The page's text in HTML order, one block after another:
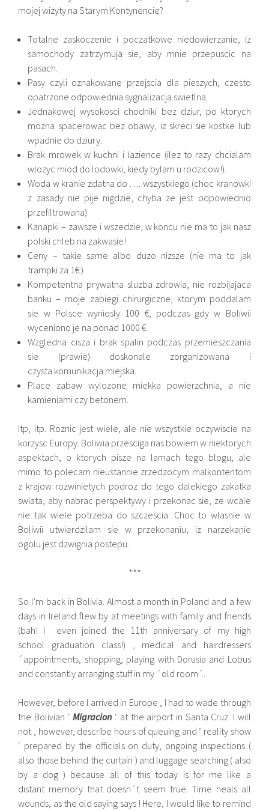
mojej wizyty na Starym Kontynencie?
Totalne zaskoczenie i poczatkowe niedowierzanie, iz
samochody zatrzymuja sie, aby mnie przepuscic na
pasach.
Pasy czyli oznakowane przejscia dla pieszych, czesto
opatrzone odpowiednia sygnalizacja swietlna.
Jednakowej wysokosci chodniki bez dziur, po ktorych
mozna spacerowac bez obawy, iz skreci sie kostke lub
wpadnie do dziury.
Brak mrowek w kuchni i lazience (ilez to razy chcialam
wlozyc miod do lodowki, kiedy bylam u rodzicow!).
Woda w kranie zdatna do …. wszystkiego (choc kranowki
z zasady nie pije nigdzie, chyba ze jest odpowiednio
przefiltrowana).
Kanapki – zawsze i wszedzie, w koncu nie ma to jak nasz
polski chleb na zakwasie!
Ceny – takie same albo duzo nizsze (nie ma to jak
trampki za 1€:)
Kompetentna prywatna sluzba zdrowia, nie rozbijajaca
banku – moje zabiegi chirurgiczne, ktorym poddalam
sie w Polsce wyniosly 100 €, podczas gdy w Boliwii
wyceniono je na ponad 1000 €.
Wzgledna cisza i brak spalin podczas przemieszczania
sie (prawie) doskonale zorganizowana i
czysta komunikacja miejska.
Place zabaw wylozone miekka powierzchnia, a nie
kamieniami czy betonem.
Itp, itp. Roznic jest wiele, ale nie wszystkie oczywiscie na
korzysc Europy. Boliwia przesciga nas bowiem w niektorych
aspektach, o ktorych pisze na lamach tego blogu, ale
mimo to polecam nieustannie zrzedzocym malkontentom
z krajow rozwinietych podroz do tego dalekiego zakatka
swiata, aby nabrac perspektywy i przekonac sie, ze wcale
nie tak wiele potrzeba do szczescia. Choc to wlasnie w
Boliwii utwierdzilam sie w przekonaniu, iz narzekanie
ogolu jest dzwignia postepu.
***
So I’m back in Bolivia. Almost a month in Poland and a few
days in Ireland flew by at meetings with family and friends
(bah! I even joined the 11th anniversary of my high
school graduation class!) , medical and hairdressers
´appointments, shopping, playing with Dorusia and Lobus
and constantly arranging stuff in my ´old room´.
However, before I arrived in Europe , I had to wade through
the Bolivian ‘Migracion‘ at the airport in Santa Cruz. I will
not , however, describe hours of queuing and ‘ reality show
‘ prepared by the officials on duty, ongoing inspections (
also those behind the curtain ) and luggage searching ( also
by a dog ) because all of this today is for me like a
distant memory that doesn´t seem true. Time heals all
wounds, as the old saying says ! Here, I would like to remind